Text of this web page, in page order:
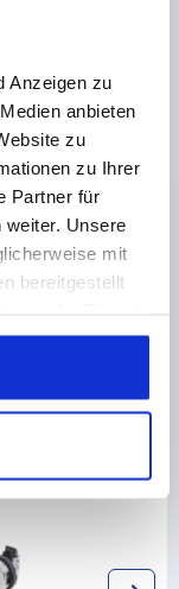
Anzeigen zu
anbieten
zu
zu Ihrer
Partner für
weiter. Unsere
mit
bereitgestellt
rund,
DETAILS
6 Einträgen